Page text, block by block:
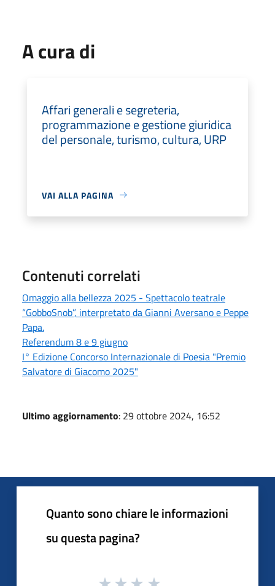
A cura di
Affari generali e segreteria,
programmazione e gestione giuridica
del personale, turismo, cultura, URP
VAI ALLA PAGINA
Contenuti correlati
Omaggio alla bellezza 2025 - Spettacolo teatrale
“GobboSnob”, interpretato da Gianni Aversano e Peppe
Papa.
Referendum 8 e 9 giugno
I° Edizione Concorso Internazionale di Poesia "Premio
Salvatore di Giacomo 2025"
Ultimo aggiornamento: 29 ottobre 2024, 16:52
Quanto sono chiare le informazioni
su questa pagina?